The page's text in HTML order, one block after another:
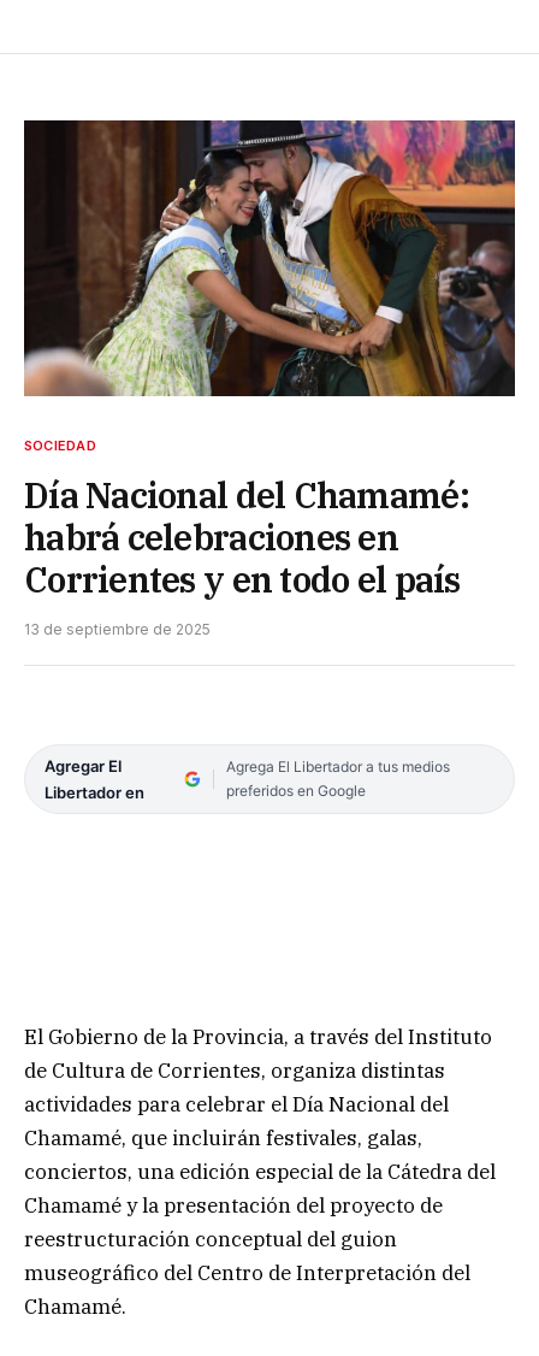
SOCIEDAD
Día Nacional del Chamamé:
habrá celebraciones en
Corrientes y en todo el país
13 de septiembre de 2025
Agregar El
Libertador en
Agrega El Libertador a tus medios
preferidos en Google
El Gobierno de la Provincia, a través del Instituto
de Cultura de Corrientes, organiza distintas
actividades para celebrar el Día Nacional del
Chamamé, que incluirán festivales, galas,
conciertos, una edición especial de la Cátedra del
Chamamé y la presentación del proyecto de
reestructuración conceptual del guion
museográfico del Centro de Interpretación del
Chamamé.